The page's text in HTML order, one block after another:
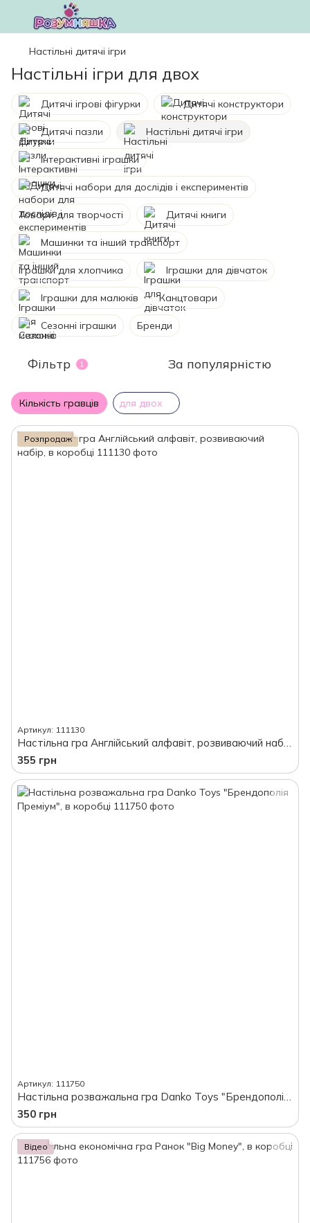
Настільні дитячі ігри
Настільні ігри для двох
Дитячі ігрові фігурки Дитячі конструктори
Дитячі пазли Настільні дитячі ігри
Інтерактивні іграшки
Дитячі набори для дослідів і експериментів
Товари для творчості Дитячі книги
Машинки та інший транспорт
Іграшки для хлопчика Іграшки для дівчаток
Іграшки для малюків Канцтовари
Сезонні іграшки Бренди
Фільтр 1 За популярністю
Кількість гравців для двох
Розпродаж
Артикул: 111130
Настільна гра Англійський алфавіт, розвиваючий набір, в коробці
355 грн
Артикул: 111750
Настільна розважальна гра Danko Toys "Брендополія Преміум", в коробці
350 грн
Відео